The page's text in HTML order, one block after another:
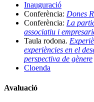
Inauguració
Conferència: Dones
Conferència: La
associatiu i
Taula rodona.
experiències en el
perspectiva de gènere
Cloenda
Avaluació